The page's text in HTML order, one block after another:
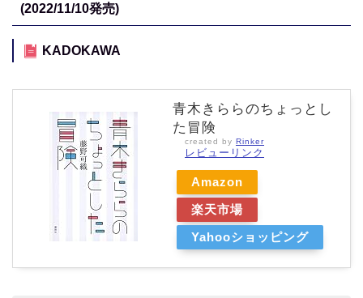
(2022/11/10発売)
KADOKAWA
青木きららのちょっとし
た冒険
created by Rinker
レビューリンク
Amazon
楽天市場
Yahooショッピング